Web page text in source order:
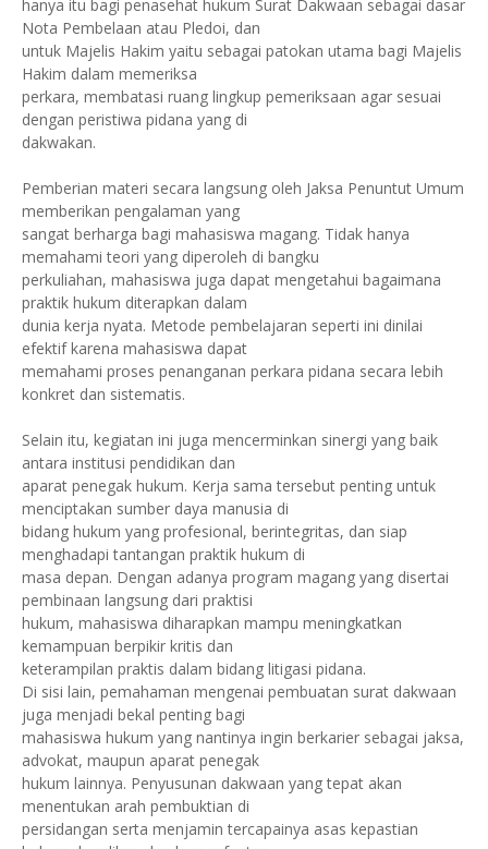
hanya itu bagi penasehat hukum Surat Dakwaan sebagai dasar
Nota Pembelaan atau Pledoi, dan
untuk Majelis Hakim yaitu sebagai patokan utama bagi Majelis
Hakim dalam memeriksa
perkara, membatasi ruang lingkup pemeriksaan agar sesuai
dengan peristiwa pidana yang di
dakwakan.
Pemberian materi secara langsung oleh Jaksa Penuntut Umum
memberikan pengalaman yang
sangat berharga bagi mahasiswa magang. Tidak hanya
memahami teori yang diperoleh di bangku
perkuliahan, mahasiswa juga dapat mengetahui bagaimana
praktik hukum diterapkan dalam
dunia kerja nyata. Metode pembelajaran seperti ini dinilai
efektif karena mahasiswa dapat
memahami proses penanganan perkara pidana secara lebih
konkret dan sistematis.
Selain itu, kegiatan ini juga mencerminkan sinergi yang baik
antara institusi pendidikan dan
aparat penegak hukum. Kerja sama tersebut penting untuk
menciptakan sumber daya manusia di
bidang hukum yang profesional, berintegritas, dan siap
menghadapi tantangan praktik hukum di
masa depan. Dengan adanya program magang yang disertai
pembinaan langsung dari praktisi
hukum, mahasiswa diharapkan mampu meningkatkan
kemampuan berpikir kritis dan
keterampilan praktis dalam bidang litigasi pidana.
Di sisi lain, pemahaman mengenai pembuatan surat dakwaan
juga menjadi bekal penting bagi
mahasiswa hukum yang nantinya ingin berkarier sebagai jaksa,
advokat, maupun aparat penegak
hukum lainnya. Penyusunan dakwaan yang tepat akan
menentukan arah pembuktian di
persidangan serta menjamin tercapainya asas kepastian